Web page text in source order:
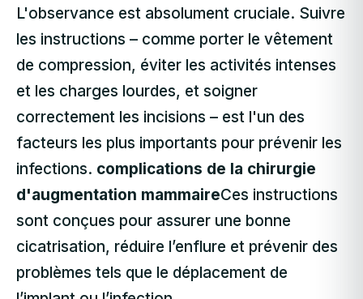
L'observance est absolument cruciale. Suivre
les instructions – comme porter le vêtement
de compression, éviter les activités intenses
et les charges lourdes, et soigner
correctement les incisions – est l'un des
facteurs les plus importants pour prévenir les
infections. complications de la chirurgie
d'augmentation mammaireCes instructions
sont conçues pour assurer une bonne
cicatrisation, réduire l’enflure et prévenir des
problèmes tels que le déplacement de